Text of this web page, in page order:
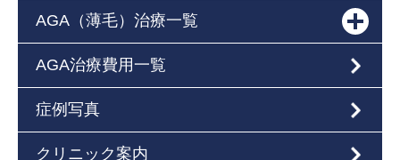
AGA（薄毛）治療一覧
AGA治療費用一覧
症例写真
クリニック案内